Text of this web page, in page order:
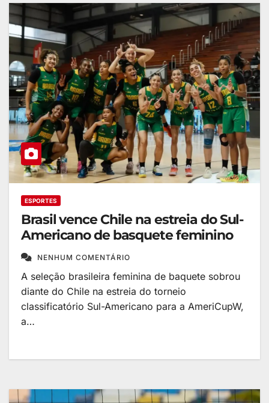
ESPORTES
Brasil vence Chile na estreia do Sul-
Americano de basquete feminino
NENHUM COMENTÁRIO
A seleção brasileira feminina de baquete sobrou
diante do Chile na estreia do torneio
classificatório Sul-Americano para a AmeriCupW,
a…